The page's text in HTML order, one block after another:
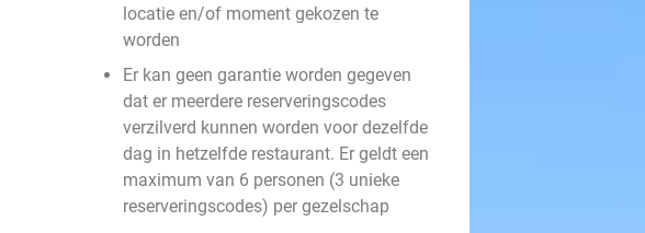
locatie en/of moment gekozen te
worden
Er kan geen garantie worden gegeven
dat er meerdere reserveringscodes
verzilverd kunnen worden voor dezelfde
dag in hetzelfde restaurant. Er geldt een
maximum van 6 personen (3 unieke
reserveringscodes) per gezelschap